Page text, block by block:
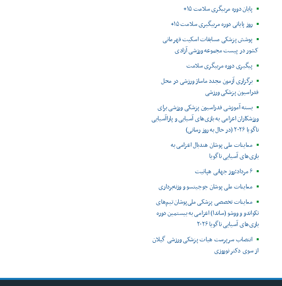
پایان دوره مربیگری سلامت ۱۵+
روز پایانی دوره مربیگیری سلامت ۱۵+
پوشش پزشکی مسابقات اسکیت قهرمانی
کشور در پیست مجموعه ورزشی آزادی
پیگیری دوره مربیگری سلامت
برگزاری آزمون مجدد ماساژ ورزشی در محل
فدراسیون پزشکی ورزشی
بسته آموزشی فدراسیون پزشکی ورزشی برای
ورزشکاران اعزامی به بازی‌های آسیایی و پاراآسیایی
ناگویا ۲۰۲۶ (در حال به روز رسانی)
معاینات ملی پوشان هندبال اعزامی به
بازی‌های آسیایی ناگویا
۶ مرداد؛روز جهانی هپاتیت
معاینات ملی پوشان جوجیتسو و وزنه‌برداری
معاینات تخصصی پزشکی ملی‌پوشان تیم‌های
تکواندو و ووشو (ساندا) اعزامی به بیستمین دوره
بازی‌های آسیایی ناگویا ۲۰۲۶
انتصاب سرپرست هیات پزشکی ورزشی گیلان
از سوی دکتر نوروزی